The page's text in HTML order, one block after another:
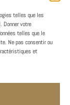
telles que les
Donner votre
telles que le
Ne pas consentir ou
et